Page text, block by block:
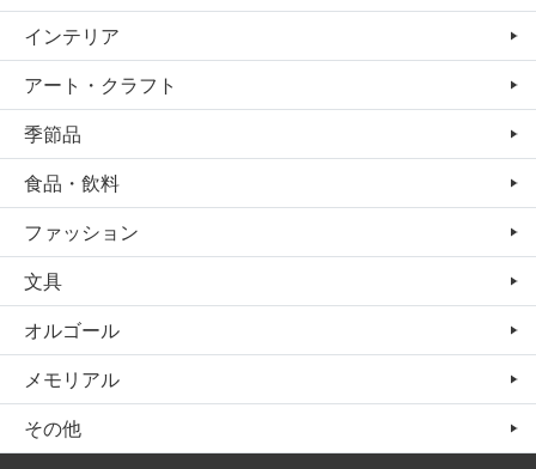
インテリア
アート・クラフト
季節品
食品・飲料
ファッション
文具
オルゴール
メモリアル
その他